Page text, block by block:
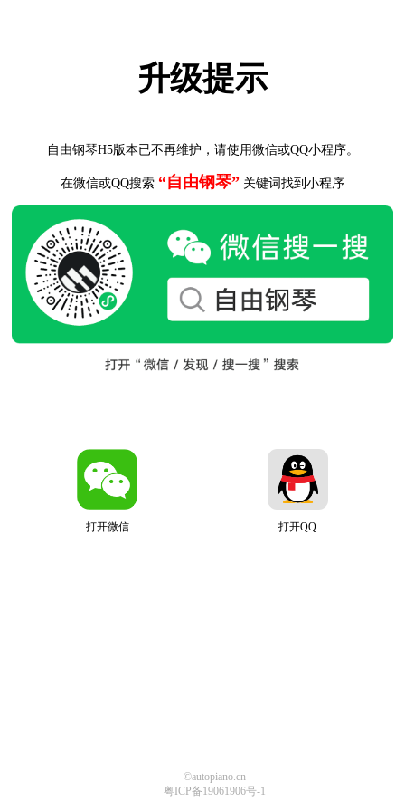
升级提示
自由钢琴H5版本已不再维护，请使用微信或QQ小程序。
在微信或QQ搜索 “自由钢琴” 关键词找到小程序
打开微信 打开QQ
©autopiano.cn
粤ICP备19061906号-1